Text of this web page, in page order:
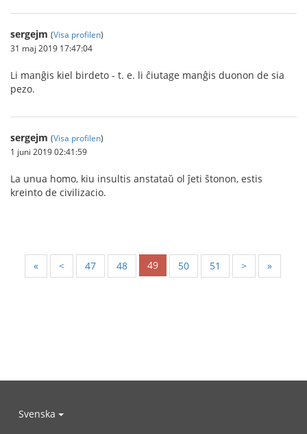
sergejm (Visa profilen)
31 maj 2019 17:47:04
Li manĝis kiel birdeto - t. e. li ĉiutage manĝis duonon de sia
pezo.
sergejm (Visa profilen)
1 juni 2019 02:41:59
La unua homo, kiu insultis anstataŭ ol ĵeti ŝtonon, estis
kreinto de civilizacio.
« < 47 48 49 50 51 > »
Svenska